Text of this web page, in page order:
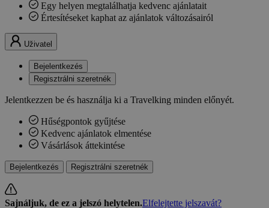
Egy helyen megtalálhatja kedvenc ajánlatait
Értesítéseket kaphat az ajánlatok változásairól
Uživatel
Bejelentkezés
Regisztrálni szeretnék
Jelentkezzen be és használja ki a Travelking minden előnyét.
Hűségpontok gyűjtése
Kedvenc ajánlatok elmentése
Vásárlások áttekintése
Bejelentkezés Regisztrálni szeretnék
Sajnáljuk, de ez a jelszó helytelen.Elfelejtette jelszavát?